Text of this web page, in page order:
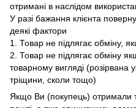
отримані в наслідом
У разі бажання клієнта
деякі фактори
1. Товар не підлягає обміну,
2. Товар не підлягає обміну
товарному вигляді (розірвана
тріщини, сколи тощо)
Якщо Ви (покупець) отримали